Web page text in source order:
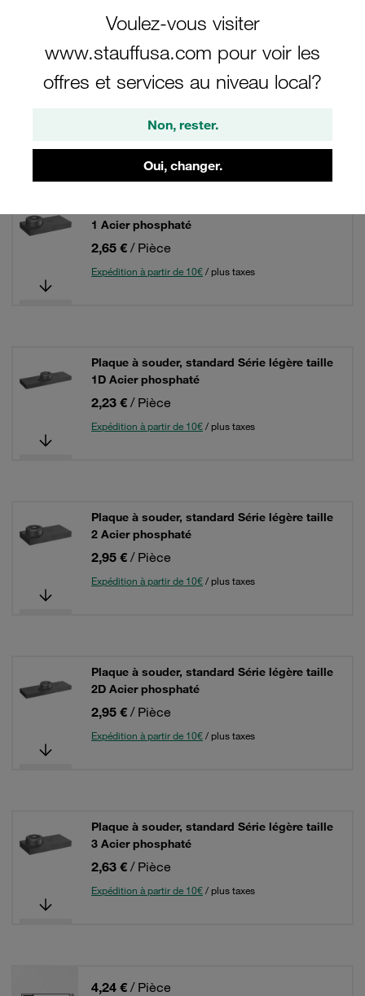
Voulez-vous visiter
www.stauffusa.com pour voir les
offres et services au niveau local?
Non, rester.
Oui, changer.
Série légère type LBBU
Grille Liste
1 Acier phosphaté
2,65 € / Pièce
Expédition à partir de 10€/ plus taxes
Plaque à souder, standard Série légère taille
1D Acier phosphaté
2,23 € / Pièce
Expédition à partir de 10€/ plus taxes
Plaque à souder, standard Série légère taille
2 Acier phosphaté
2,95 € / Pièce
Expédition à partir de 10€/ plus taxes
Plaque à souder, standard Série légère taille
2D Acier phosphaté
2,95 € / Pièce
Expédition à partir de 10€/ plus taxes
Plaque à souder, standard Série légère taille
3 Acier phosphaté
2,63 € / Pièce
Expédition à partir de 10€/ plus taxes
4,24 € / Pièce